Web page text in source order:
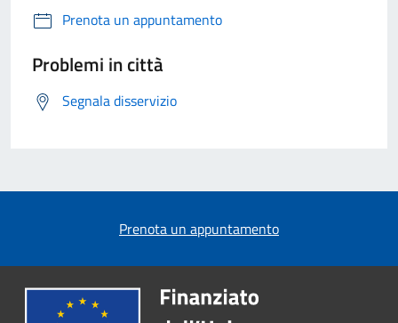
Prenota un appuntamento
Problemi in città
Segnala disservizio
Prenota un appuntamento